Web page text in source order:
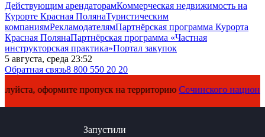
Действующим арендаторамКоммерческая недвижимость на
Курорте Красная ПолянаТуристическим
компаниямРекламодателямПартнёрская программа Курорта
Красная ПолянаПартнёрская программа «Частная
инструкторская практика»Портал закупок
5 августа, среда 23:52
Обратная связь8 800 550 20 20
оформите пропуск на территориюСочинского
Запустили